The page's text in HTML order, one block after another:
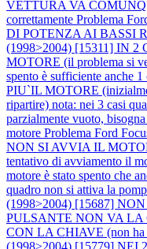
VETTURA VA
correttamente Problema
DI POTENZA AI BASSI
(1998>2004) [15311] IN
MOTORE (il problema si
spento è sufficiente anche
PIU`IL MOTORE
ripartire) nota: nei 3 casi
parzialmente vuoto,
motore Problema Ford
NON SI AVVIA IL
tentativo di avviamento il
motore è stato spento che
quadro non si attiva la
(1998>2004) [15687]
PULSANTE NON VA
CON LA CHIAVE (non ha
(1998>2004) [15779]